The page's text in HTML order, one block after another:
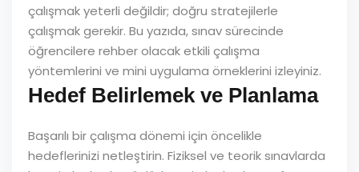
çalışmak yeterli değildir; doğru stratejilerle
çalışmak gerekir. Bu yazıda, sınav sürecinde
öğrencilere rehber olacak etkili çalışma
yöntemlerini ve mini uygulama örneklerini izleyiniz.
Hedef Belirlemek ve Planlama
Başarılı bir çalışma dönemi için öncelikle
hedeflerinizi netleştirin. Fiziksel ve teorik sınavlarda